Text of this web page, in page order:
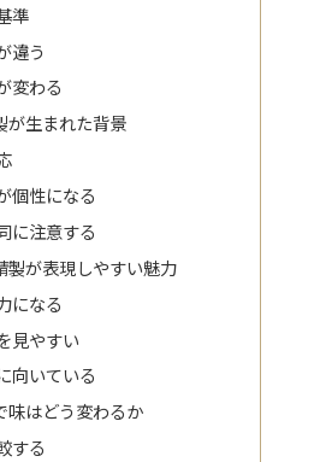
準
違う
変わる
が生まれた背景
個性になる
に注意する
製が表現しやすい魅力
になる
見やすい
向いている
味はどう変わるか
する